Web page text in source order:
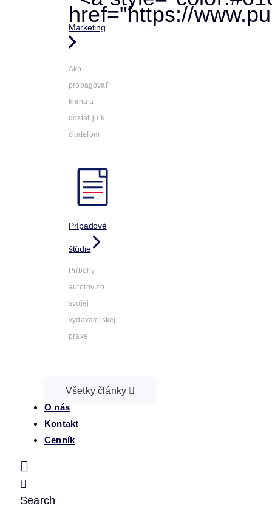
Marketing
Ako
propagovať
knihu a
dostať ju k
čitateľom
Prípadové
štúdie
Príbehy
autorov zo
svojej
vydavateľskej
praxe
Všetky články
O nás
Kontakt
Cenník
Search